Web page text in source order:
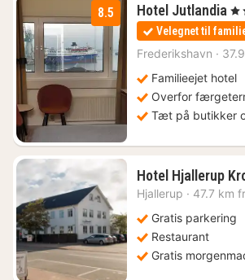
8.5 Hotel Jutlandia 1
, 4
Velegnet til
Frederikshavn ·
Familieejet hotel
Overfor
Tæt på butikker
Hotel Hjallerup
Hjallerup · 47.7 km
Gratis parkering
Restaurant
Gratis